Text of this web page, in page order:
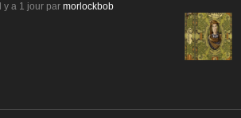
y a 1 jour par morlockbob